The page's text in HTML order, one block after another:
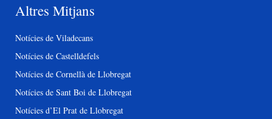
Altres Mitjans
Notícies de Viladecans
Notícies de Castelldefels
Notícies de Cornellà de Llobregat
Notícies de Sant Boi de Llobregat
Notícies d’El Prat de Llobregat